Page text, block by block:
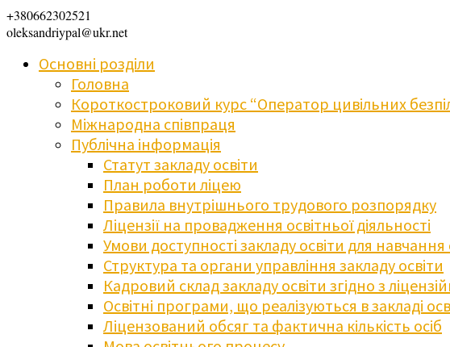
+380662302521
oleksandriypal@ukr.net
Основні розділи
Головна
Короткостроковий курс “Оператор цивільних
Міжнародна співпраця
Публічна інформація
Статут закладу освіти
План роботи ліцею
Правила внутрішнього трудового розпорядку
Ліцензії на провадження освітньої діяльності
Умови доступності закладу освіти для
Структура та органи управління закладу освіти
Кадровий склад закладу освіти згідно з
Освітні програми, що реалізуються в закладі
Ліцензований обсяг та фактична кількість осіб